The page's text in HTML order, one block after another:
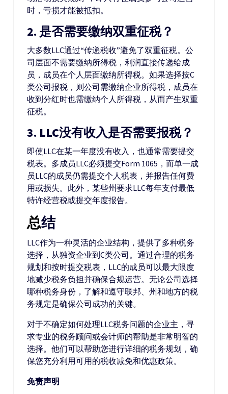
时，亏损才能被抵扣。
2. 是否需要缴纳双重征税？
大多数LLC通过“传递税收”避免了双重征税。公
司层面不需要缴纳所得税，利润直接传递给成
员，成员在个人层面缴纳所得税。如果选择按C
类公司报税，则公司需缴纳企业所得税，成员在
收到分红时也需缴纳个人所得税，从而产生双重
征税。
3. LLC没有收入是否需要报税？
即使LLC在某一年度没有收入，也通常需要提交
税表。多成员LLC必须提交Form 1065，而单一成
员LLC的成员仍需提交个人税表，并报告任何费
用或损失。此外，某些州要求LLC每年支付最低
特许经营税或提交年度报告。
总结
LLC作为一种灵活的企业结构，提供了多种税务
选择，从独资企业到C类公司。通过合理的税务
规划和按时提交税表，LLC的成员可以最大限度
地减少税务负担并确保合规运营。无论公司选择
哪种税务身份，了解和遵守联邦、州和地方的税
务规定是确保公司成功的关键。
对于不确定如何处理LLC税务问题的企业主，寻
求专业的税务顾问或会计师的帮助是非常明智的
选择。他们可以帮助您进行详细的税务规划，确
保您充分利用可用的税收减免和优惠政策。
免责声明